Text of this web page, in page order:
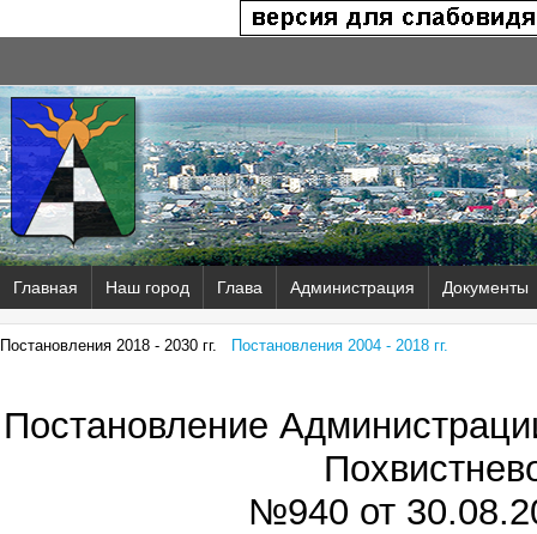
Главная Наш город Глава Администрация Документы
Постановления 2018 - 2030 гг. Постановления 2004 - 2018 гг.
Постановление
№940 от